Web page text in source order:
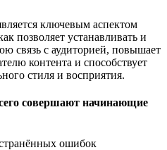
ключевым аспектом
позволяет устанавливать и
связь с аудиторией, повышает
контента и способствует
стиля и восприятия.
совершают начинающие
ошибок